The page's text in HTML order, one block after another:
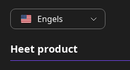
Engels
Heet product